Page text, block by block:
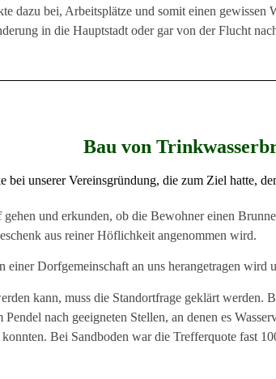
dazu bei, Arbeitsplätze und somit einen
in die Hauptstadt oder gar von der Flucht
Bau von
bei unserer Vereinsgründung, die zum Ziel hatte,
und erkunden, ob die Bewohner einen
aus reiner Höflichkeit angenommen wird.
Dorfgemeinschaft an uns herangetragen
kann, muss die Standortfrage geklärt
nach geeigneten Stellen, an denen es
Bei Sandboden war die Trefferquote fast